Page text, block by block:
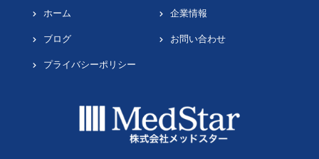
ホーム 企業情報
ブログ お問い合わせ
プライバシーポリシー